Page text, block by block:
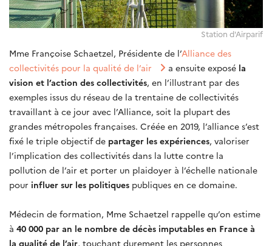
Station d'Airparif
Mme Françoise Schaetzel, Présidente de l’Alliance des
collectivités pour la qualité de l’air
a ensuite exposéla
vision et l’action des collectivités, en l’illustrant par des
exemples issus du réseau de la trentaine de collectivités
travaillant à ce jour avec l’Alliance, soit la plupart des
grandes métropoles françaises. Créée en 2019, l’alliance s’est
fixé le triple objectif de partager les expériences, valoriser
l’implication des collectivités dans la lutte contre la
pollution de l’air et porter un plaidoyer à l’échelle nationale
pour influer sur les politiques publiques en ce domaine.
Médecin de formation, Mme Schaetzel rappelle qu’on estime
à 40 000 par an le nombre de décès imputables en France à
la qualité de l’air, touchant durement les personnes